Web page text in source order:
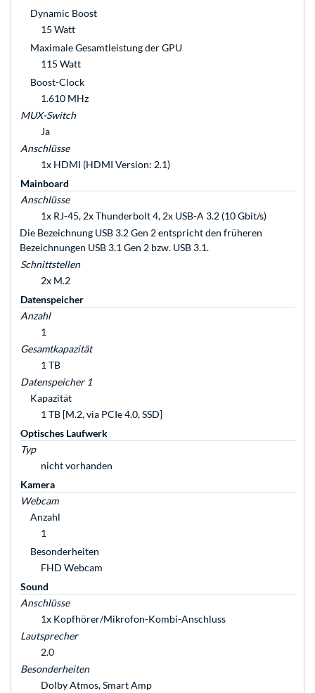
Dynamic Boost
15 Watt
Maximale Gesamtleistung der GPU
115 Watt
Boost-Clock
1.610 MHz
MUX-Switch
Ja
Anschlüsse
1x HDMI (HDMI Version: 2.1)
Mainboard
Anschlüsse
1x RJ-45, 2x Thunderbolt 4, 2x USB-A 3.2 (10 Gbit/s)
Die Bezeichnung USB 3.2 Gen 2 entspricht den früheren
Bezeichnungen USB 3.1 Gen 2 bzw. USB 3.1.
Schnittstellen
2x M.2
Datenspeicher
Anzahl
1
Gesamtkapazität
1 TB
Datenspeicher 1
Kapazität
1 TB [M.2, via PCIe 4.0, SSD]
Optisches Laufwerk
Typ
nicht vorhanden
Kamera
Webcam
Anzahl
1
Besonderheiten
FHD Webcam
Sound
Anschlüsse
1x Kopfhörer/Mikrofon-Kombi-Anschluss
Lautsprecher
2.0
Besonderheiten
Dolby Atmos, Smart Amp